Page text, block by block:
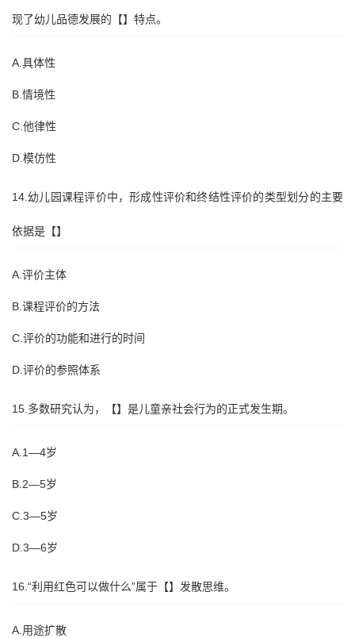
现了幼儿品德发展的【】特点。
A.具体性
B.情境性
C.他律性
D.模仿性
14.幼儿园课程评价中，形成性评价和终结性评价的类型划分的主要
依据是【】
A.评价主体
B.课程评价的方法
C.评价的功能和进行的时间
D.评价的参照体系
15.多数研究认为，【】是儿童亲社会行为的正式发生期。
A.1—4岁
B.2—5岁
C.3—5岁
D.3—6岁
16.“利用红色可以做什么”属于【】发散思维。
A.用途扩散